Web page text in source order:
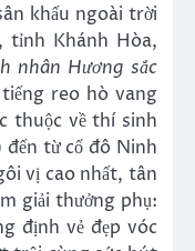
khấu ngoài trời
tỉnh Khánh Hòa,
nhân Hương sắc
reo hò vang
thuộc về thí sinh
từ cố đô Ninh
vị cao nhất, tân
giải thưởng phụ:
định vẻ đẹp vóc